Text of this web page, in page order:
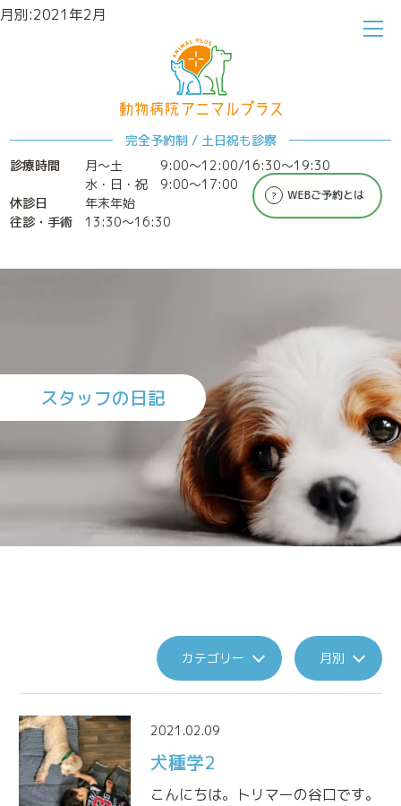
月別:2021年2月
完全予約制 / 土日祝も診察
診療時間
月～土
9:00〜12:00/16:30〜19:30
水・日・祝 9:00〜17:00
休診日
年末年始
往診・手術
13:30〜16:30
診療案内 特別なメディカルケア
施設案内 診療実績
トリミング 来院される方へのお願い
アニマルプラスの特別なメディカルケア
アニマルドック
ペットの健康維持も人と同じです
免疫細胞療法
免疫本来の力を高める治療法です
スタッフの日記
カテゴリー 月別
2021.02.09
犬種学2
こんにちは。トリマーの谷口です。